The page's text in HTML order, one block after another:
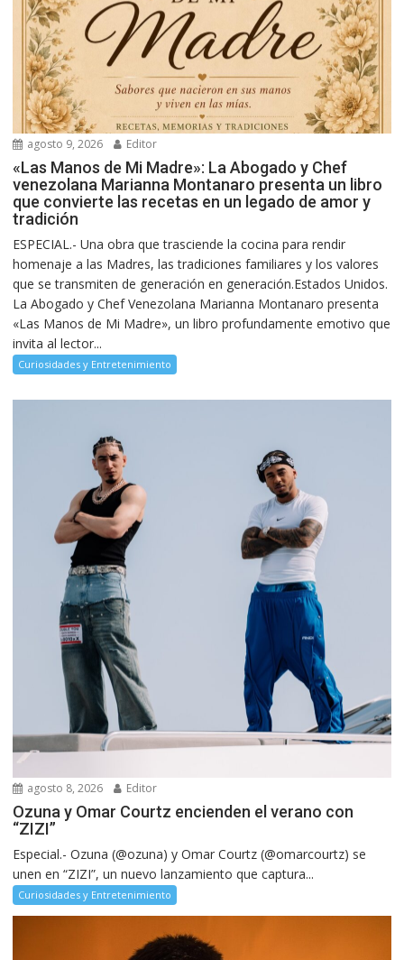
agosto 9, 2026 Editor
«Las Manos de Mi Madre»: La Abogado y Chef
venezolana Marianna Montanaro presenta un libro
que convierte las recetas en un legado de amor y
tradición
ESPECIAL.- Una obra que trasciende la cocina para rendir
homenaje a las Madres, las tradiciones familiares y los valores
que se transmiten de generación en generación.Estados Unidos.
La Abogado y Chef Venezolana Marianna Montanaro presenta
«Las Manos de Mi Madre», un libro profundamente emotivo que
invita al lector...
Curiosidades y Entretenimiento
agosto 8, 2026 Editor
Ozuna y Omar Courtz encienden el verano con
“ZIZI”
Especial.- Ozuna (@ozuna) y Omar Courtz (@omarcourtz) se
unen en “ZIZI”, un nuevo lanzamiento que captura...
Curiosidades y Entretenimiento